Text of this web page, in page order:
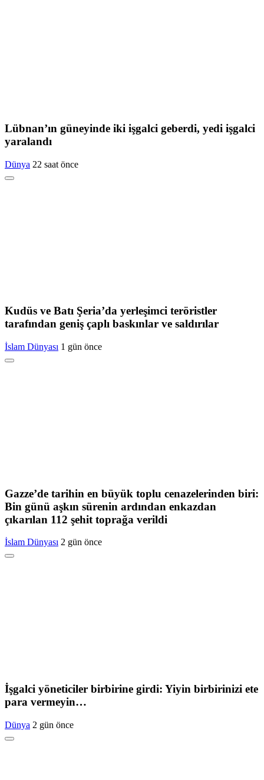
Lübnan’ın güneyinde iki işgalci geberdi, yedi işgalci
yaralandı
Dünya 22 saat önce
Kudüs ve Batı Şeria’da yerleşimci teröristler
tarafından geniş çaplı baskınlar ve saldırılar
İslam Dünyası 1 gün önce
Gazze’de tarihin en büyük toplu cenazelerinden biri:
Bin günü aşkın sürenin ardından enkazdan
çıkarılan 112 şehit toprağa verildi
İslam Dünyası 2 gün önce
İşgalci yöneticiler birbirine girdi: Yiyin birbirinizi ete
para vermeyin…
Dünya 2 gün önce